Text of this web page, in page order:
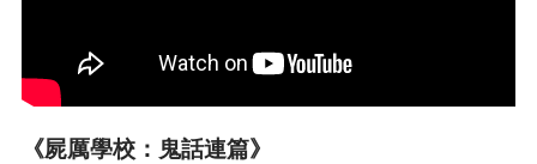
《屍厲學校：鬼話連篇》